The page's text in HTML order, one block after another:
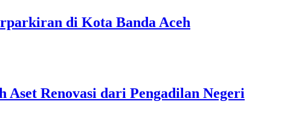
di Kota Banda Aceh
Aset Renovasi dari Pengadilan Negeri